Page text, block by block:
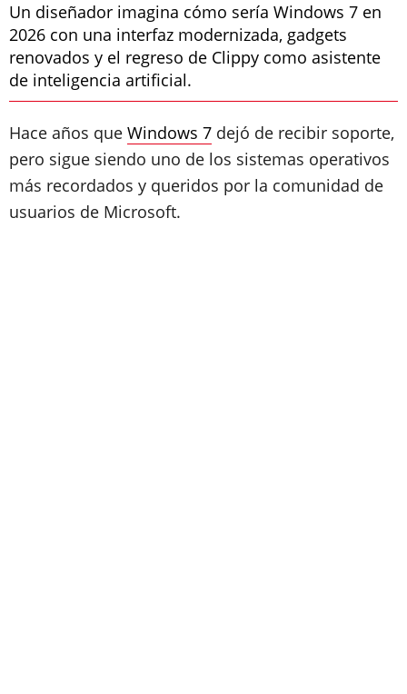
Un diseñador imagina cómo sería Windows 7 en
2026 con una interfaz modernizada, gadgets
renovados y el regreso de Clippy como asistente
de inteligencia artificial.
Hace años que Windows 7 dejó de recibir soporte,
pero sigue siendo uno de los sistemas operativos
más recordados y queridos por la comunidad de
usuarios de Microsoft.